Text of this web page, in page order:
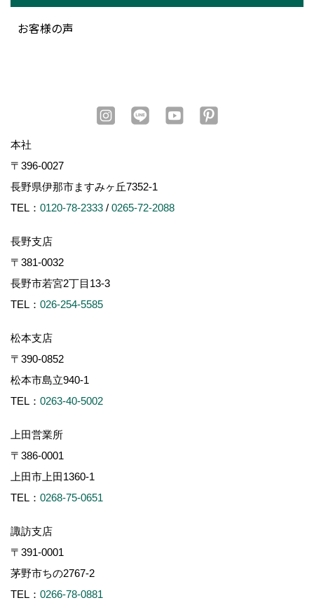
お客様の声
本社
〒396-0027
長野県伊那市ますみヶ丘7352-1
TEL： 0120-78-2333 / 0265-72-2088
長野支店
〒381-0032
長野市若宮2丁目13-3
TEL： 026-254-5585
松本支店
〒390-0852
松本市島立940-1
TEL： 0263-40-5002
上田営業所
〒386-0001
上田市上田1360-1
TEL： 0268-75-0651
諏訪支店
〒391-0001
茅野市ちの2767-2
TEL： 0266-78-0881